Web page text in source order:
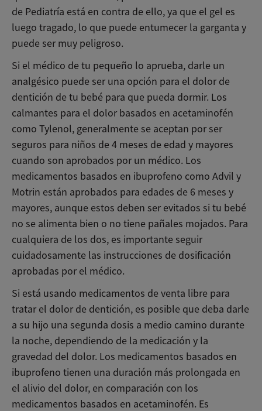
de Pediatría está en contra de ello, ya que el gel es
luego tragado, lo que puede entumecer la garganta y
puede ser muy peligroso.
Si el médico de tu pequeño lo aprueba, darle un
analgésico puede ser una opción para el dolor de
dentición de tu bebé para que pueda dormir. Los
calmantes para el dolor basados ​​en acetaminofén
como Tylenol, generalmente se aceptan por ser
seguros para niños de 4 meses de edad y mayores
cuando son aprobados por un médico. Los
medicamentos basados ​​en ibuprofeno como Advil y
Motrin están aprobados para edades de 6 meses y
mayores, aunque estos deben ser evitados si tu bebé
no se alimenta bien o no tiene pañales mojados. Para
cualquiera de los dos, es importante seguir
cuidadosamente las instrucciones de dosificación
aprobadas por el médico.
Si está usando medicamentos de venta libre para
tratar el dolor de dentición, es posible que deba darle
a su hijo una segunda dosis a medio camino durante
la noche, dependiendo de la medicación y la
gravedad del dolor. Los medicamentos basados ​​en
ibuprofeno tienen una duración más prolongada en
el alivio del dolor, en comparación con los
medicamentos basados ​​en acetaminofén. Es